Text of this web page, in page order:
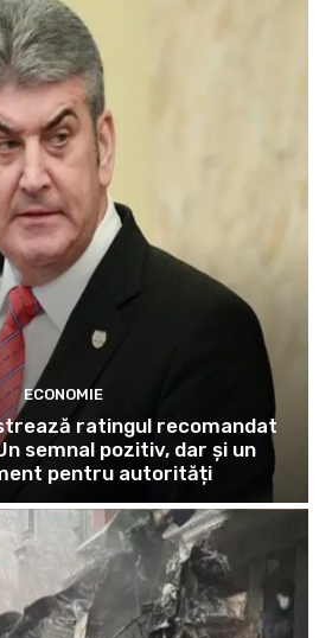
ECONOMIE
ratingul recomandat
semnal pozitiv, dar și un
pentru autorități